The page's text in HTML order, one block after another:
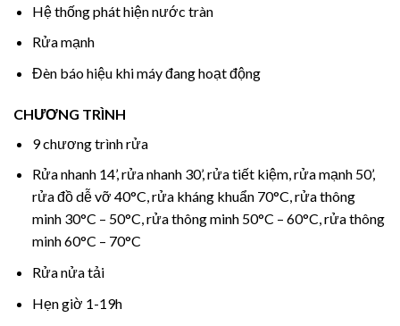
Hệ thống phát hiện nước tràn
Rửa mạnh
Đèn báo hiệu khi máy đang hoạt động
CHƯƠNG TRÌNH
9 chương trình rửa
Rửa nhanh 14’, rửa nhanh 30’, rửa tiết kiệm, rửa mạnh 50’,
rửa đồ dễ vỡ 40°C, rửa kháng khuẩn 70°C, rửa thông
minh 30°C – 50°C, rửa thông minh 50°C – 60°C, rửa thông
minh 60°C – 70°C
Rửa nửa tải
Hẹn giờ 1-19h